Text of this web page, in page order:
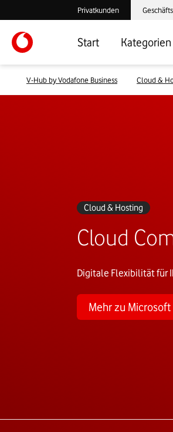
Verlassen der V-Hub
Privatkunden
Start Kategorien
V-Hub by Vodafone Business Cloud &
Cloud & Hosting
Cloud
Digitale Flexibilität für
Mehr zu Microsoft